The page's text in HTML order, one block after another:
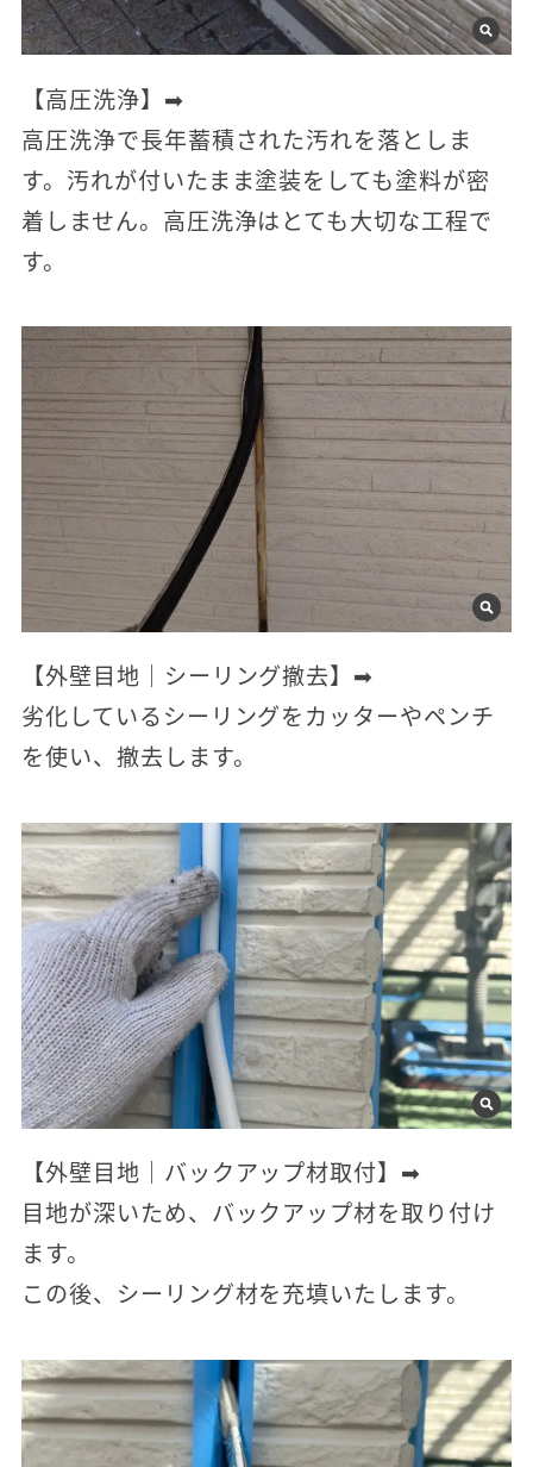
【高圧洗浄】➡
高圧洗浄で長年蓄積された汚れを落としま
す。汚れが付いたまま塗装をしても塗料が密
着しません。高圧洗浄はとても大切な工程で
す。
【外壁目地｜シーリング撤去】➡
劣化しているシーリングをカッターやペンチ
を使い、撤去します。
【外壁目地｜バックアップ材取付】➡
目地が深いため、バックアップ材を取り付け
ます。
この後、シーリング材を充填いたします。